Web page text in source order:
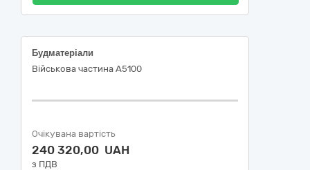
Будматеріали
Військова частина А5100
Очікувана вартість
240 320,00 UAH
з ПДВ